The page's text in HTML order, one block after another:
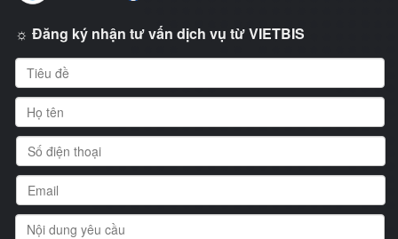
☼ Đăng ký nhận tư vấn dịch vụ từ VIETBIS